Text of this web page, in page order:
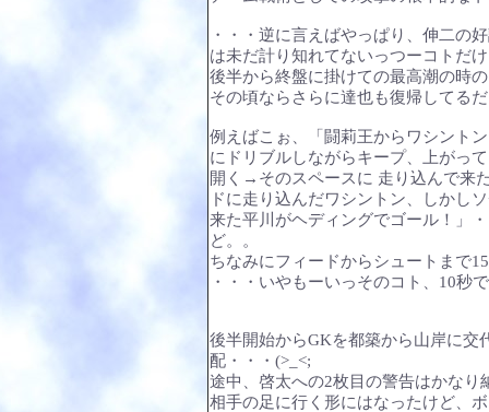
・・・逆に言えばやっぱり、伸二の
は未だ計り知れてないっつーコトだ
後半から終盤に掛けての最高潮の時
その頃ならさらに達也も復帰してる
例えばこぉ、「闘莉王からワシント
にドリブルしながらキープ、上がっ
開く→そのスペースに 走り込んで来
ドに走り込んだワシントン、しかし
来た平川がヘディングでゴール！」
ど。。
ちなみにフィードからシュートまで
・・・いやもーいっそのコト、10秒
後半開始からGKを都築から山岸に交
配・・・(>_<;
途中、啓太への2枚目の警告はかなり
相手の足に行く形にはなったけど、